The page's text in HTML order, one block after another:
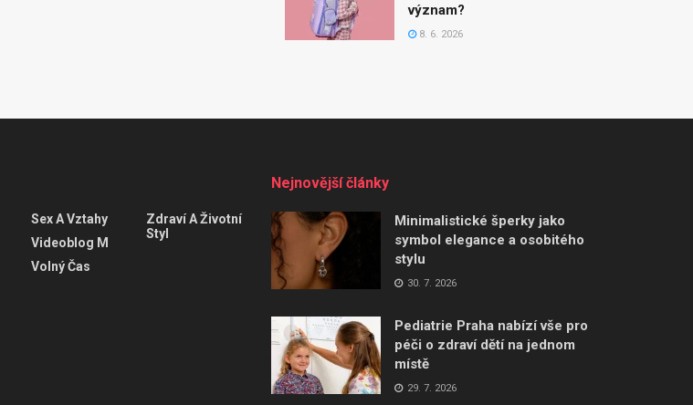
význam?
8. 6. 2026
Sex A Vztahy
Videoblog M
Volný Čas
Zdraví A Životní
Styl
Nejnovější články
Minimalistické šperky jako
symbol elegance a osobitého
stylu
30. 7. 2026
Pediatrie Praha nabízí vše pro
péči o zdraví dětí na jednom
místě
29. 7. 2026